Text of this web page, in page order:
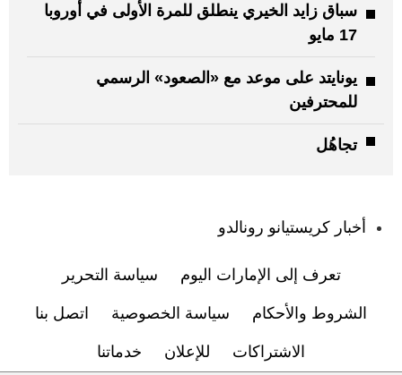
سباق زايد الخيري ينطلق للمرة الأولى في أوروبا
17 مايو
يونايتد على موعد مع «الصعود» الرسمي
للمحترفين
تجاهُل
أخبار كريستيانو رونالدو
تعرف إلى الإمارات اليوم سياسة التحرير
الشروط والأحكام سياسة الخصوصية اتصل بنا
الاشتراكات للإعلان خدماتنا